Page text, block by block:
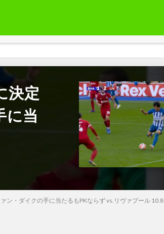
決定
に当
ン・ダイクの手に当たるもPKならず vs.リヴァプール 10.8